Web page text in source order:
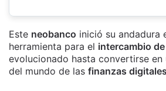
Este neobanco inició su andadura
herramienta para el intercambio
evolucionado hasta convertirse
del mundo de las finanzas